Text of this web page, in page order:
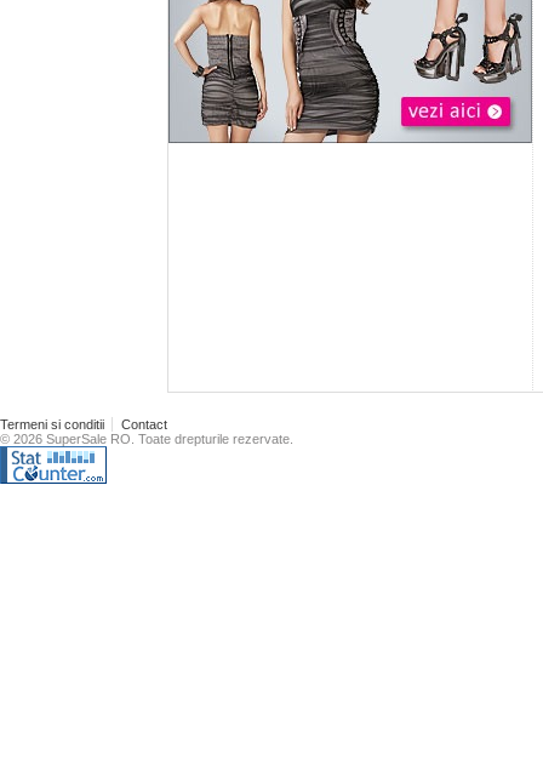
Termeni si conditii
Contact
© 2026 SuperSale RO. Toate drepturile rezervate.